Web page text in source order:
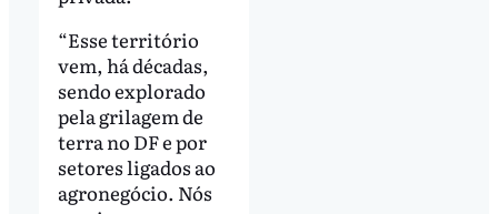
“Esse território
vem, há décadas,
sendo explorado
pela grilagem de
terra no DF e por
setores ligados ao
agronegócio. Nós